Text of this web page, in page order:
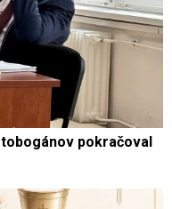
pokračoval